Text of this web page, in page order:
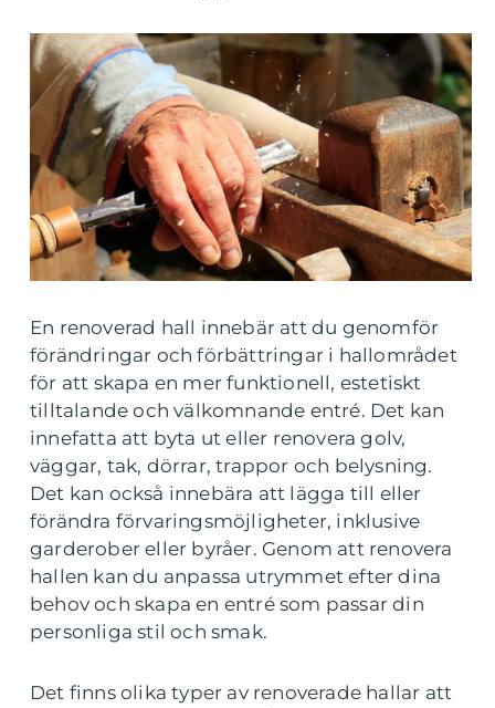
En renoverad hall innebär att du genomför
förändringar och förbättringar i hallområdet
för att skapa en mer funktionell, estetiskt
tilltalande och välkomnande entré. Det kan
innefatta att byta ut eller renovera golv,
väggar, tak, dörrar, trappor och belysning.
Det kan också innebära att lägga till eller
förändra förvaringsmöjligheter, inklusive
garderober eller byråer. Genom att renovera
hallen kan du anpassa utrymmet efter dina
behov och skapa en entré som passar din
personliga stil och smak.
Det finns olika typer av renoverade hallar att